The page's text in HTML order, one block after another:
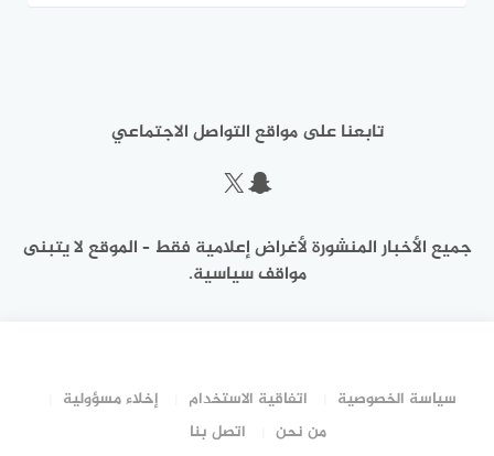
تابعنا على مواقع التواصل الاجتماعي
سناب شات
إكس
جميع الأخبار المنشورة لأغراض إعلامية فقط – الموقع لا يتبنى
مواقف سياسية.
سياسة الخصوصية اتفاقية الاستخدام
إخلاء مسؤولية
من نحن
اتصل بنا